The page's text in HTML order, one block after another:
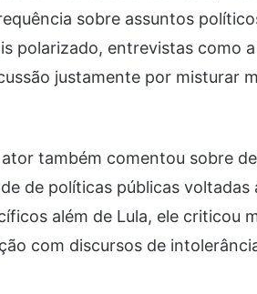
sobre assuntos
polarizado, entrevistas como
justamente por misturar
também comentou sobre
de políticas públicas voltadas
além de Lula, ele criticou
com discursos de